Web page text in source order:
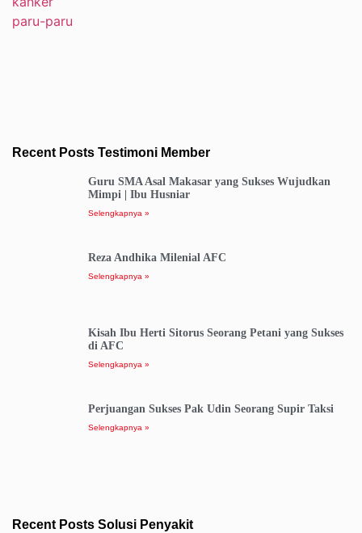
Recent Posts Testimoni Member
Guru SMA Asal Makasar yang Sukses Wujudkan
Mimpi | Ibu Husniar
Selengkapnya »
Reza Andhika Milenial AFC
Selengkapnya »
Kisah Ibu Herti Sitorus Seorang Petani yang Sukses
di AFC
Selengkapnya »
Perjuangan Sukses Pak Udin Seorang Supir Taksi
Selengkapnya »
Recent Posts Solusi Penyakit